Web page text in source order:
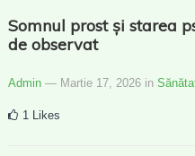
Somnul prost și starea
de observat
Admin — Martie 17, 2026 in
1 Likes